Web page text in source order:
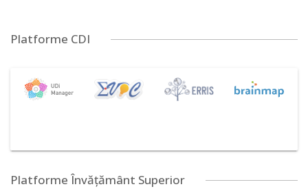
Platforme CDI
Platforme Învățământ Superior